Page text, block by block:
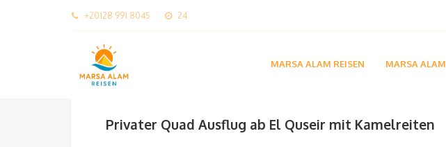
+20128 991 8045 24
MARSA ALAM REISEN MARSA ALAM
Privater Quad Ausflug ab El Quseir mit Kamelreiten